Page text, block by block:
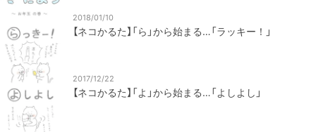
2018/01/10
【ネコかるた】「ら」から始まる…「ラッキー！」
2017/12/22
【ネコかるた】「よ」から始まる…「よしよし」